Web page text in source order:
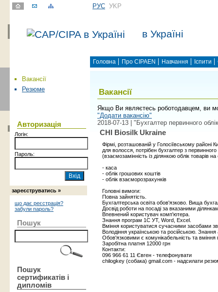
РУС УKР
в Україні
Головна Про CIPAEN Навчання Іспити
Вакансії
Резюме
Авторизація
Логін:
Пароль:
зареєструватись »
що дає реєстрація?
забули пароль?
Пошук
Пошук
сертификатів і
дипломів
Вакансії
Якщо Ви являєтесь роботодавцем, ви
"Додати вакансію"
2018-07-13 | "Бухгалтер первинного
CHI Biosilk Ukraine
Фірмі, розташованій у Голосіївському районі
для волосся, потрібен бухгалтер з
(взаємозамінність із ділянкою облік товарів на
- каса
- облік грошових коштів
- облік взаєморозрахунків
Головні вимоги:
Повна зайнятість.
Бухгалтерська освіта обов'язково. Вища
Досвід роботи на посаді за вказаними
Впевнений користувач комп'ютера.
Знання програм 1С УТ, Word, Excel.
Вміння користуватися сучасними засобами
Володіння українською та російською. Знання
Обов'язковими є комунікабельність та вміння
Заробітна платня 12000 грн
Контакти:
096 966 61 11 Євген - телефонувати
chilogkey (собака) gmail.com - надсилати